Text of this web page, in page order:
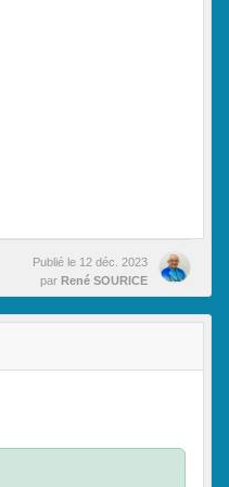
Publié le 12 déc. 2023
par René SOURICE